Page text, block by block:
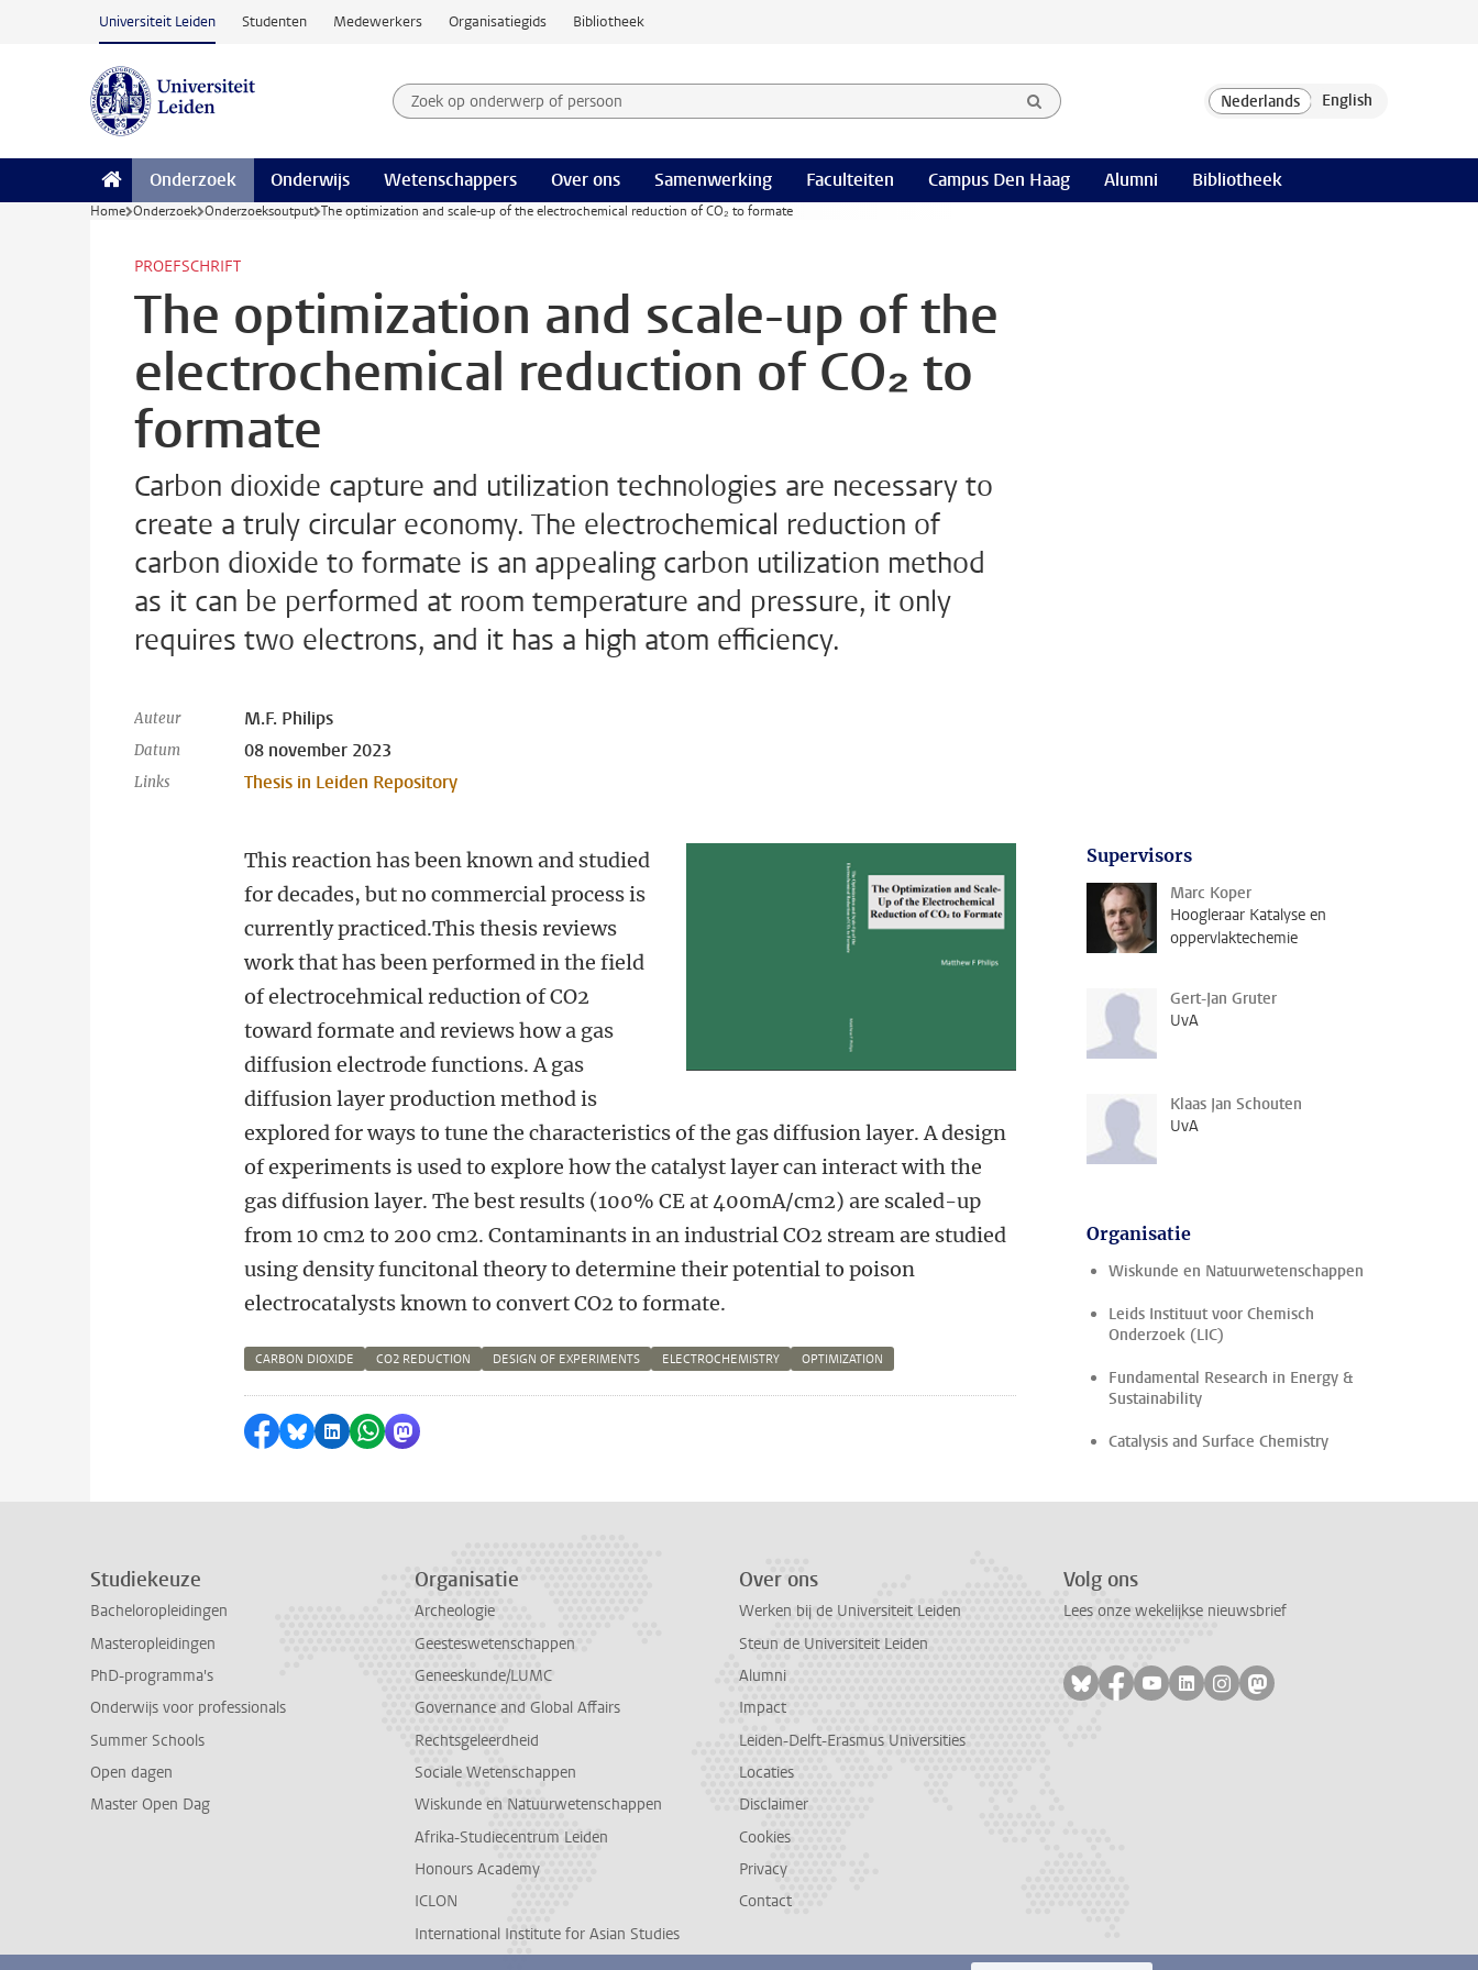
Ga naar hoofdinhoud
Universiteit Leiden Studenten Medewerkers Organisatiegids Bibliotheek
Zoek op onderwerp of persoon en selecteer categorie
Zoekterm
Onderzoek Onderwijs Wetenschappers Over ons Samenwerking Faculteiten Campus Den Haag Alumni Bibliotheek
Home Onderzoek Onderzoeksoutput The optimization and scale-up of the electrochemical reduction of CO₂ to formate
PROEFSCHRIFT
The optimization and scale-up of the
electrochemical reduction of CO₂ to
formate
Carbon dioxide capture and utilization technologies are necessary to
create a truly circular economy. The electrochemical reduction of
carbon dioxide to formate is an appealing carbon utilization method
as it can be performed at room temperature and pressure, it only
requires two electrons, and it has a high atom efficiency.
Auteur M.F. Philips
Datum 08 november 2023
Links Thesis in Leiden Repository
This reaction has been known and studied
for decades, but no commercial process is
currently practiced.This thesis reviews
work that has been performed in the field
of electrocehmical reduction of CO2
toward formate and reviews how a gas
diffusion electrode functions. A gas
diffusion layer production method is
explored for ways to tune the characteristics of the gas diffusion layer. A design
of experiments is used to explore how the catalyst layer can interact with the
gas diffusion layer. The best results (100% CE at 400mA/cm2) are scaled-up
from 10 cm2 to 200 cm2. Contaminants in an industrial CO2 stream are studied
using density funcitonal theory to determine their potential to poison
electrocatalysts known to convert CO2 to formate.
CARBON DIOXIDE CO2 REDUCTION DESIGN OF EXPERIMENTS ELECTROCHEMISTRY OPTIMIZATION
Delen op Facebook
Delen via Bluesky
Delen op LinkedIn
Delen via WhatsApp
Delen via Mastodon
Supervisors
Marc Koper
Hoogleraar Katalyse en
oppervlaktechemie
Gert-Jan Gruter
UvA
Klaas Jan Schouten
UvA
Organisatie
Wiskunde en Natuurwetenschappen
Leids Instituut voor Chemisch
Onderzoek (LIC)
Fundamental Research in Energy &
Sustainability
Catalysis and Surface Chemistry
Studiekeuze
Bacheloropleidingen
Masteropleidingen
PhD-programma's
Onderwijs voor professionals
Summer Schools
Open dagen
Master Open Dag
Organisatie
Archeologie
Geesteswetenschappen
Geneeskunde/LUMC
Governance and Global Affairs
Rechtsgeleerdheid
Sociale Wetenschappen
Wiskunde en Natuurwetenschappen
Afrika-Studiecentrum Leiden
Honours Academy
ICLON
International Institute for Asian Studies
Over ons
Werken bij de Universiteit Leiden
Steun de Universiteit Leiden
Alumni
Impact
Leiden-Delft-Erasmus Universities
Locaties
Disclaimer
Cookies
Privacy
Contact
Volg ons
Lees onze wekelijkse nieuwsbrief
Volg ons op bluesky
Volg ons op facebook
Volg ons op youtube
Volg ons op linkedin
Volg ons op instagram
Volg ons op mastodon